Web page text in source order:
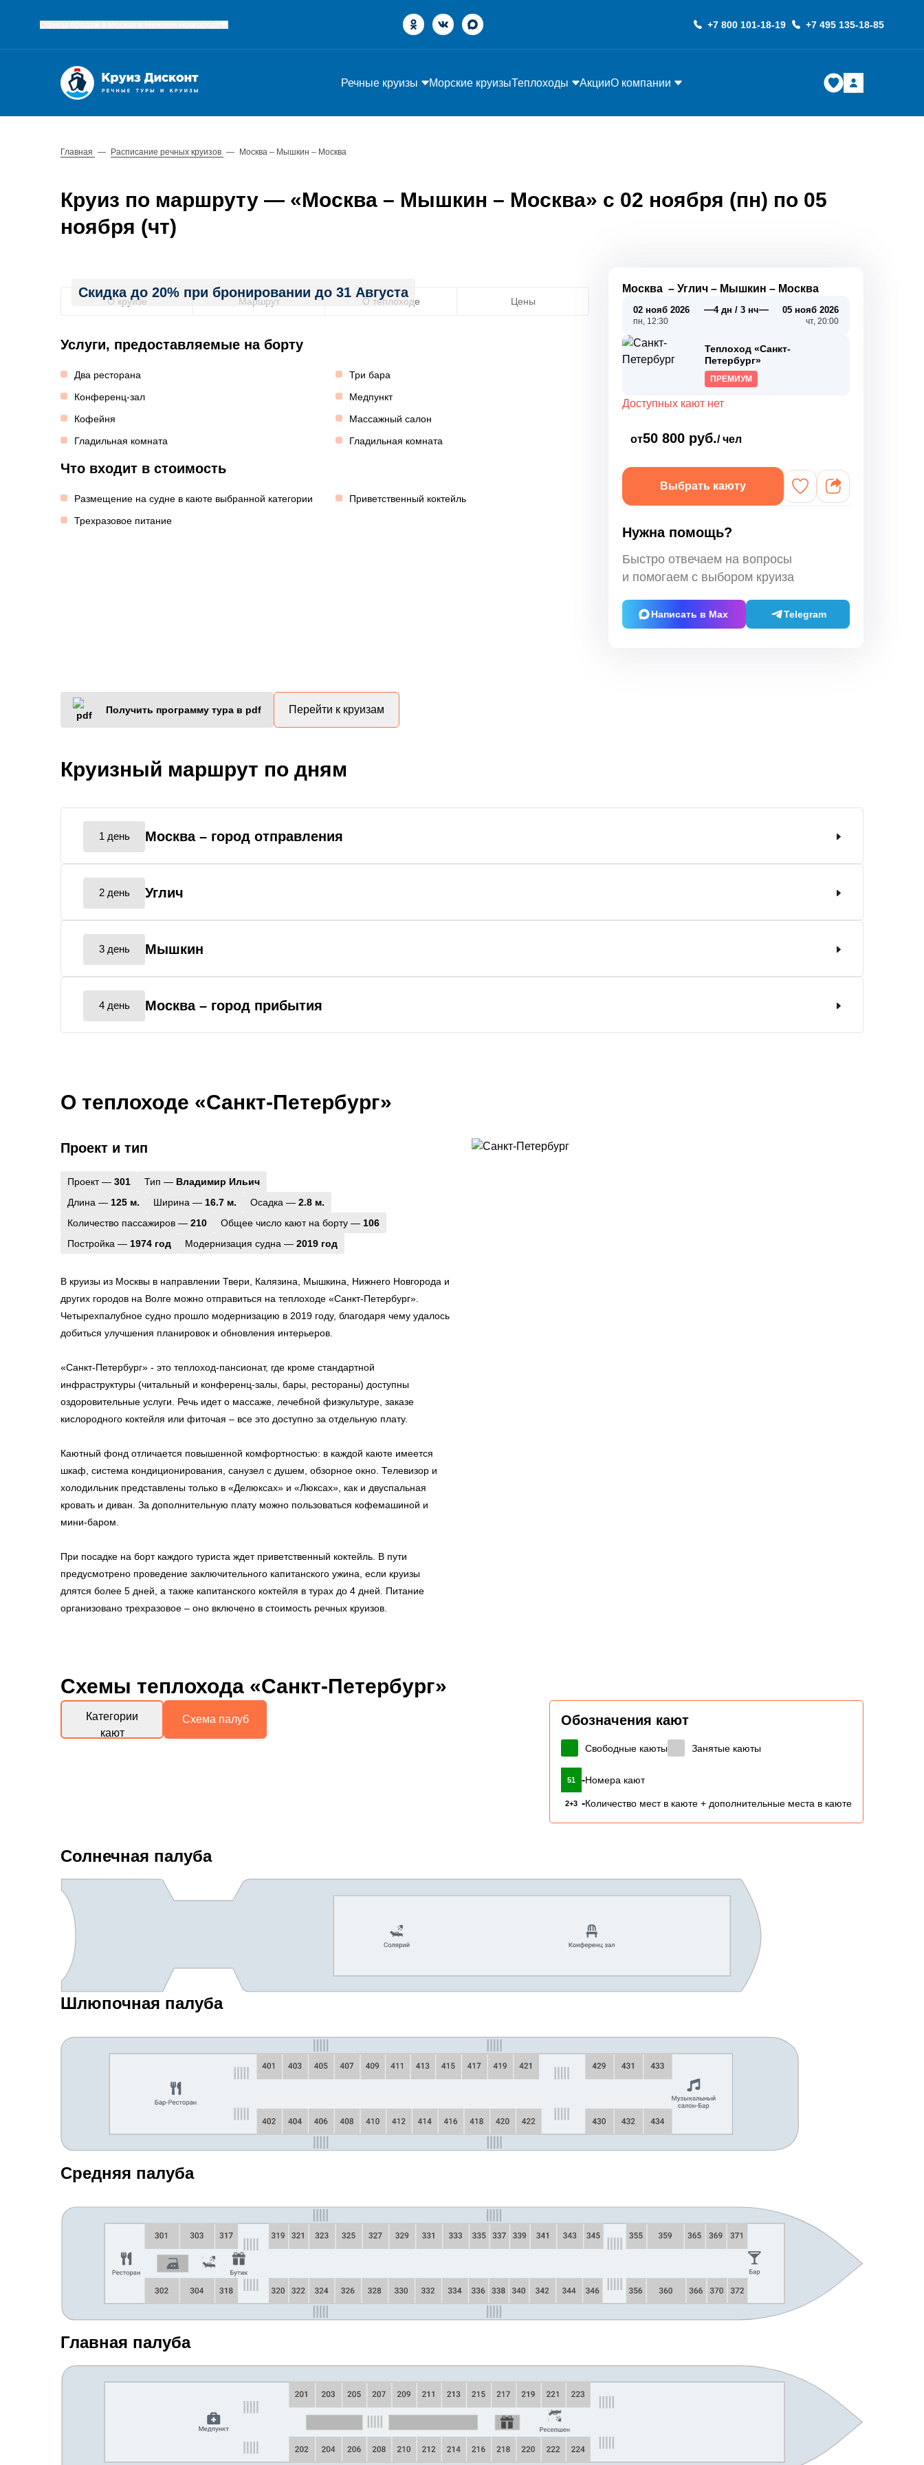
+7 800 101-18-19 +7 495 135-18-85
Речные круизы Морские круизыТеплоходы АкцииО компании
Главная — Расписание речных круизов — Москва – Мышкин – Москва
Круиз по маршруту — «Москва – Мышкин – Москва» с 02 ноября (пн) по 05
ноября (чт)
Скидка до 20% при бронировании до 31 Августа
О круизе Маршрут О теплоходе Цены
Услуги, предоставляемые на борту
Два ресторана
Три бара
Конференц-зал
Медпункт
Кофейня
Массажный салон
Гладильная комната
Гладильная комната
Что входит в стоимость
Размещение на судне в каюте выбранной категории
Приветственный коктейль
Трехразовое питание
Москва –Углич – Мышкин – Москва
02 нояб 2026
пн, 12:30
—4 дн / 3 нч— 05 нояб 2026
чт, 20:00
Теплоход «Санкт-
Петербург»
ПРЕМИУМ
Доступных кают нет
от50 800 руб./ чел
Выбрать каюту
Нужна помощь?
Быстро отвечаем на вопросы
и помогаем с выбором круиза
Написать в Max Telegram
Получить программу тура в pdf Перейти к круизам
Круизный маршрут по дням
1 день Москва – город отправления
2 день Углич
3 день Мышкин
4 день Москва – город прибытия
О теплоходе «Санкт-Петербург»
Проект и тип
Проект — 301 Тип — Владимир Ильич
Длина — 125 м. Ширина — 16.7 м. Осадка — 2.8 м.
Количество пассажиров — 210 Общее число кают на борту — 106
Постройка — 1974 год Модернизация судна — 2019 год
В круизы из Москвы в направлении Твери, Калязина, Мышкина, Нижнего Новгорода и
других городов на Волге можно отправиться на теплоходе «Санкт-Петербург».
Четырехпалубное судно прошло модернизацию в 2019 году, благодаря чему удалось
добиться улучшения планировок и обновления интерьеров.
«Санкт-Петербург» - это теплоход-пансионат, где кроме стандартной
инфраструктуры (читальный и конференц-залы, бары, рестораны) доступны
оздоровительные услуги. Речь идет о массаже, лечебной физкультуре, заказе
кислородного коктейля или фиточая – все это доступно за отдельную плату.
Каютный фонд отличается повышенной комфортностью: в каждой каюте имеется
шкаф, система кондиционирования, санузел с душем, обзорное окно. Телевизор и
холодильник представлены только в «Делюксах» и «Люксах», как и двуспальная
кровать и диван. За дополнительную плату можно пользоваться кофемашиной и
мини-баром.
При посадке на борт каждого туриста ждет приветственный коктейль. В пути
предусмотрено проведение заключительного капитанского ужина, если круизы
длятся более 5 дней, а также капитанского коктейля в турах до 4 дней. Питание
организовано трехразовое – оно включено в стоимость речных круизов.
Схемы теплохода «Санкт-Петербург»
Обозначения кают
Свободные каюты Занятые каюты
51 -Номера кают
2+3 -Количество мест в каюте + дополнительные места в каюте
Категории
кают
Схема палуб
Солнечная палуба
Шлюпочная палуба
Средняя палуба
Главная палуба